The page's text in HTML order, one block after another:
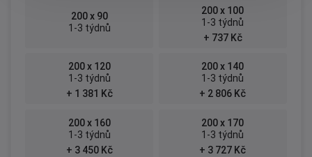
200 x 90
1-3 týdnů
200 x 100
1-3 týdnů
+ 737 Kč
200 x 120
1-3 týdnů
+ 1 381 Kč
200 x 140
1-3 týdnů
+ 2 806 Kč
200 x 160
1-3 týdnů
+ 3 450 Kč
200 x 170
1-3 týdnů
+ 3 727 Kč